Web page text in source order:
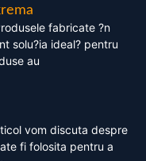
fabricate ?n
solu?ia ideal? pentru
au
vom discuta despre
fi folosita pentru a